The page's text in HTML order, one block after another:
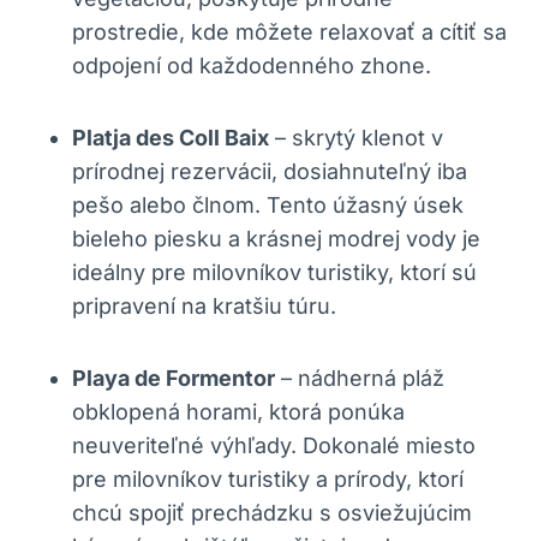
prostredie, kde môžete relaxovať a cítiť sa
odpojení od každodenného zhone.
Platja des Coll Baix – skrytý klenot v
prírodnej rezervácii, dosiahnuteľný iba
pešo alebo člnom. Tento úžasný úsek
bieleho piesku a krásnej modrej vody je
ideálny pre milovníkov turistiky, ktorí sú
pripravení na kratšiu túru.
Playa de Formentor – nádherná pláž
obklopená horami, ktorá ponúka
neuveriteľné výhľady. Dokonalé miesto
pre milovníkov turistiky a prírody, ktorí
chcú spojiť prechádzku s osviežujúcim